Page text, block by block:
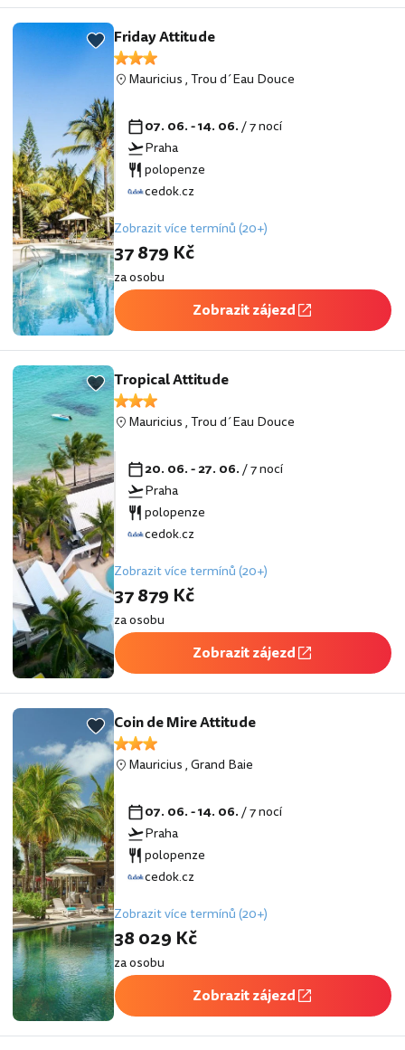
Friday Attitude
Mauricius,Trou d´Eau Douce
07. 06. - 14. 06./ 7 nocí
Praha
polopenze
cedok.cz
Zobrazit více termínů (20+)
37 879 Kč
za osobu
Zobrazit zájezd
Tropical Attitude
Mauricius,Trou d´Eau Douce
20. 06. - 27. 06./ 7 nocí
Praha
polopenze
cedok.cz
Zobrazit více termínů (20+)
37 879 Kč
za osobu
Zobrazit zájezd
Coin de Mire Attitude
Mauricius,Grand Baie
07. 06. - 14. 06./ 7 nocí
Praha
polopenze
cedok.cz
Zobrazit více termínů (20+)
38 029 Kč
za osobu
Zobrazit zájezd